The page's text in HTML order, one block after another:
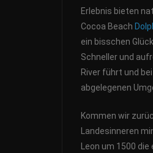
Erlebnis bieten
Cocoa Beach
ein bisschen
Schneller und
River führt und
abgelegenen
Kommen wir
Landesinneren
Leon um 1500